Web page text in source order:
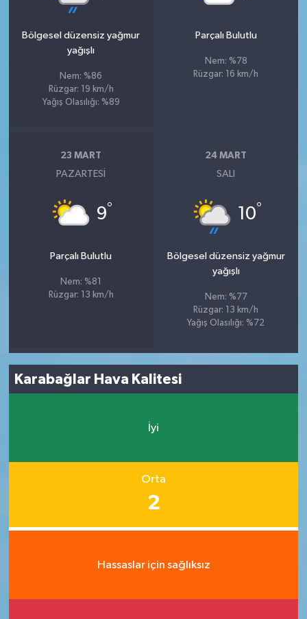
Bölgesel düzensiz yağmur
yağışlı
Nem: %86
Rüzgar: 19 km/h
Yağış Olasılığı: %89
Parçalı Bulutlu
Nem: %78
Rüzgar: 16 km/h
23 MART
PAZARTESI
9°
Parçalı Bulutlu
Nem: %81
Rüzgar: 13 km/h
24 MART
SALI
10°
Bölgesel düzensiz yağmur
yağışlı
Nem: %77
Rüzgar: 13 km/h
Yağış Olasılığı: %72
Karabağlar Hava Kalitesi
İyi
Orta
2
Hassaslar için sağlıksız